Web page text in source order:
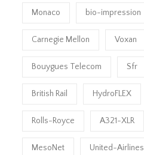
Monaco bio-impression
Carnegie Mellon Voxan
Bouygues Telecom Sfr
British Rail HydroFLEX
Rolls-Royce A321-XLR
MesoNet United-Airlines